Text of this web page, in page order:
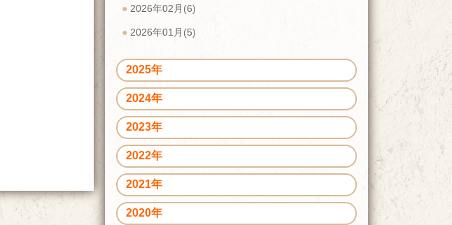
2026年02月(6)
2026年01月(5)
2025年
2024年
2023年
2022年
2021年
2020年